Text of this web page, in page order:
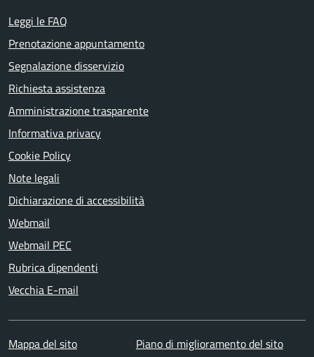
Leggi le FAQ
Prenotazione appuntamento
Segnalazione disservizio
Richiesta assistenza
Amministrazione trasparente
Informativa privacy
Cookie Policy
Note legali
Dichiarazione di accessibilità
Webmail
Webmail PEC
Rubrica dipendenti
Vecchia E-mail
Mappa del sito Piano di miglioramento del sito